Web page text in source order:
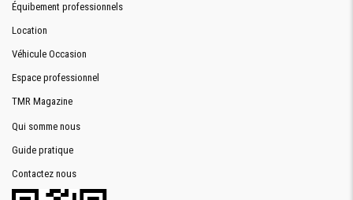
Équibement professionnels
Location
Véhicule Occasion
Espace professionnel
TMR Magazine
Qui somme nous
Guide pratique
Contactez nous